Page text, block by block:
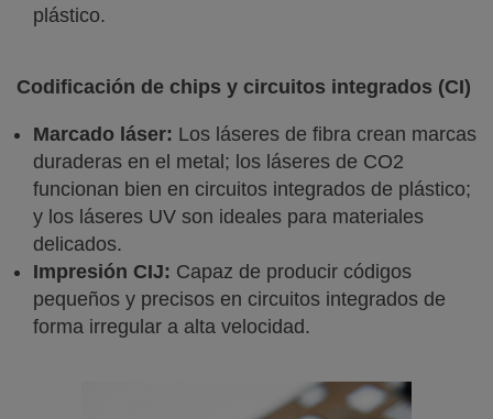
plástico.
Codificación de chips y circuitos integrados (CI)
Marcado láser: Los láseres de fibra crean marcas
duraderas en el metal; los láseres de CO2
funcionan bien en circuitos integrados de plástico;
y los láseres UV son ideales para materiales
delicados.
Impresión CIJ: Capaz de producir códigos
pequeños y precisos en circuitos integrados de
forma irregular a alta velocidad.